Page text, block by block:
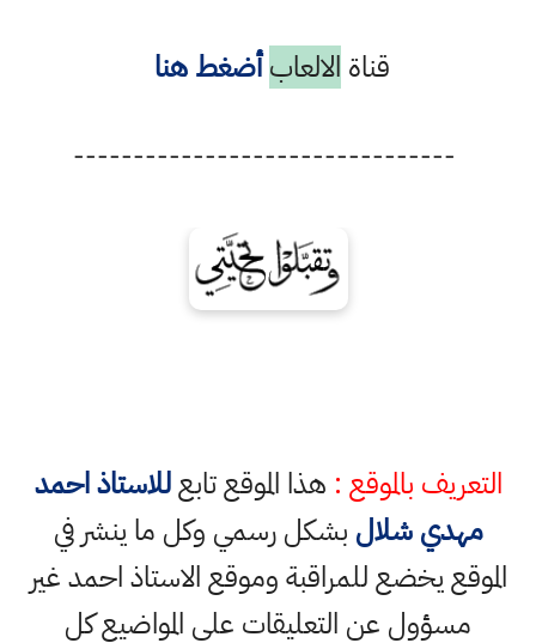
قناة الالعاب أضغط هنا
--------------------------------
التعريف بالموقع : هذا الموقع تابعللاستاذ احمد
مهدي شلال بشكل رسمي وكل ما ينشر في
الموقع يخضع للمراقبة وموقع الاستاذ احمد غير
مسؤول عن التعليقات على المواضيع كل